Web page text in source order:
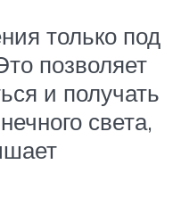
только под
позволяет
и получать
света,